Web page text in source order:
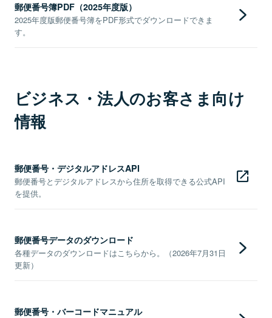
郵便番号簿PDF（2025年度版）
2025年度版郵便番号簿をPDF形式でダウンロードできま
す。
ビジネス・法人のお客さま向け
情報
郵便番号・デジタルアドレスAPI
郵便番号とデジタルアドレスから住所を取得できる公式API
を提供。
郵便番号データのダウンロード
各種データのダウンロードはこちらから。（2026年7月31日
更新）
郵便番号・バーコードマニュアル